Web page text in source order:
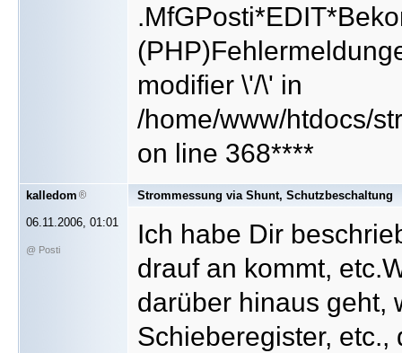
modifier \'/\' in
/home/www/htdocs/
on line 368****
kalledom
06.11.2006, 01:01
@ Posti
Strommessung via Shunt, Schutzbeschaltung
Ich habe Dir
drauf an kommt,
darüber hinaus geht,
Schieberegister,